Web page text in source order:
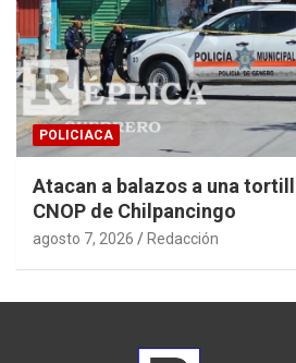
POLICIACA
Atacan a balazos a una
CNOP de Chilpancingo
agosto 7, 2026 Redacción